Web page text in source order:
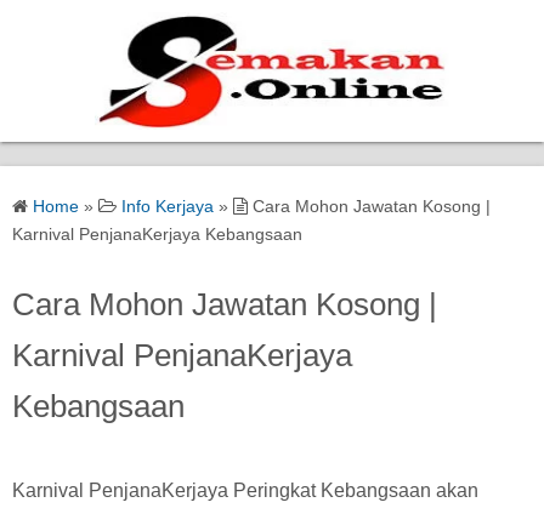
Home
Bantuan Kerajaan
Biasiswa
Pendidikan
Kerja Kosong Terkini
Home » Info Kerjaya »
Cara Mohon Jawatan Kosong |
Karnival PenjanaKerjaya Kebangsaan
Cara Mohon Jawatan Kosong |
Karnival PenjanaKerjaya
Kebangsaan
Karnival PenjanaKerjaya Peringkat Kebangsaan akan